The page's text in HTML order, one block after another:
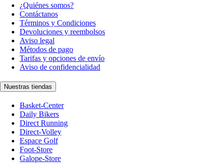
¿Quiénes somos?
Contáctanos
Términos y Condiciones
Devoluciones y reembolsos
Aviso legal
Métodos de pago
Tarifas y opciones de envío
Aviso de confidencialidad
Nuestras tiendas
Basket-Center
Daily Bikers
Direct Running
Direct-Volley
Espace Golf
Foot-Store
Galope-Store